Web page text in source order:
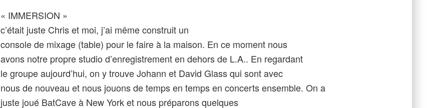
« IMMERSION »
c’était juste Chris et moi, j’ai même construit un
console de mixage (table) pour le faire à la maison. En ce moment nous
avons notre propre studio d’enregistrement en dehors de L.A.. En regardant
le groupe aujourd’hui, on y trouve Johann et David Glass qui sont avec
nous de nouveau et nous jouons de temps en temps en concerts ensemble. On a
juste joué BatCave à New York et nous préparons quelques